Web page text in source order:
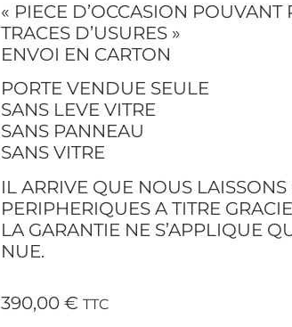
« PIECE D’OCCASION POUVANT
TRACES D’USURES »
ENVOI EN CARTON
PORTE VENDUE SEULE
SANS LEVE VITRE
SANS PANNEAU
SANS VITRE
IL ARRIVE QUE NOUS LAISSONS
PERIPHERIQUES A TITRE
LA GARANTIE NE S’APPLIQUE
NUE.
390,00 € TTC